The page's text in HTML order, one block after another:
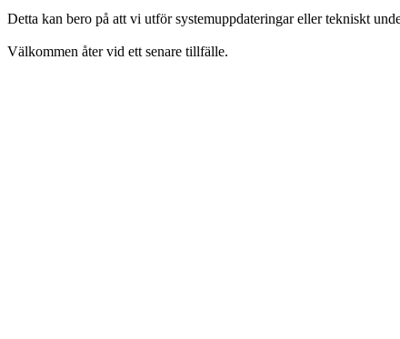
Detta kan bero på att vi utför systemuppdateringar eller tekniskt
Välkommen åter vid ett senare tillfälle.